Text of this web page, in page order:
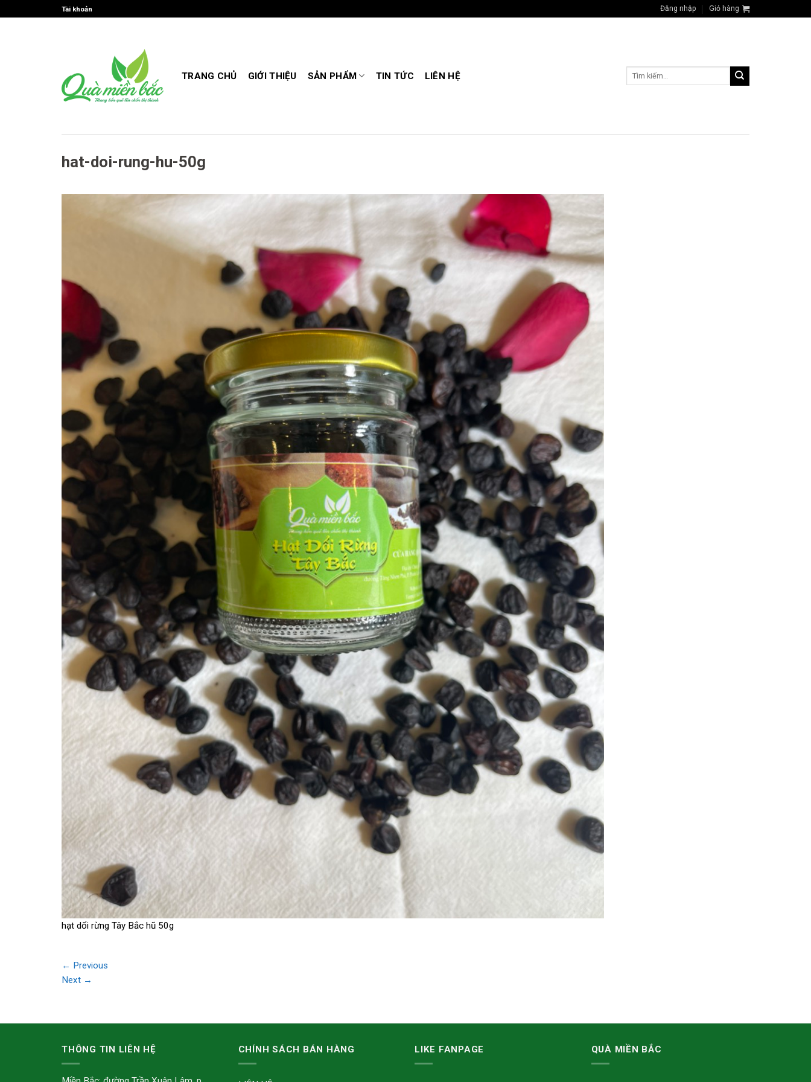
to
Tài khoản Đăng nhập Giỏ hàng
TRANG CHỦ GIỚI THIỆU SẢN PHẨM TIN TỨC LIÊN HỆ
Tìm
hat-doi-rung-hu-50g
hạt dổi rừng Tây Bắc hũ 50g
← Previous
Next →
THÔNG TIN LIÊN HỆ CHÍNH SÁCH BÁN HÀNG LIKE FANPAGE QUÀ MIỀN BẮC